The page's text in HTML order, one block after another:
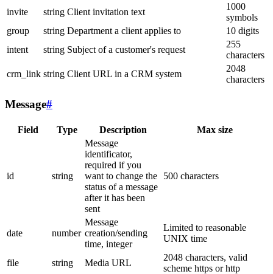
invite
string Client invitation text
1000
symbols
group
string Department a client applies to
10 digits
intent
string Subject of a customer's request
255
characters
crm_link string Client URL in a CRM system
2048
characters
Message#
Field Type Description Max size
id string
Message
identificator,
required if you
want to change the
status of a message
after it has been
sent
500 characters
date number
Message
creation/sending
time, integer
Limited to reasonable
UNIX time
file string Media URL
2048 characters, valid
scheme https or http